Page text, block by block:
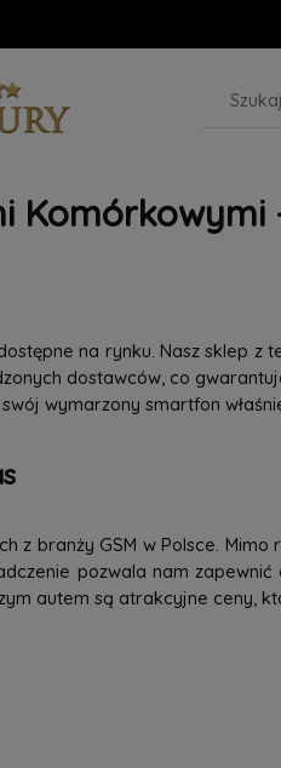
Komórkowymi
na rynku. Nasz sklep
dostawców, co
wymarzony smartfon
branży GSM w Polsce.
pozwala nam
autem są atrakcyjne ceny,